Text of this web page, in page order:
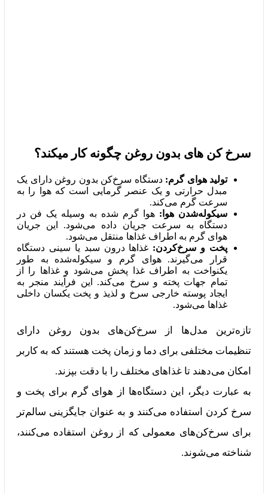
سرخ کن های بدون روغن چگونه کار میکند؟
تولید هوای گرم: دستگاه سرخ‌کن بدون روغن دارای یک
مبدل حرارتی و یک عنصر گرمایی است که هوا را به
سرعت گرم می‌کند.
سیکوله‌شدن هوا: هوا گرم شده به وسیله یک فن در
دستگاه به سرعت جریان داده می‌شود. این جریان
هوای گرم به اطراف غذاها منتقل می‌شود.
پخت و سرخ‌کردن: غذاها درون سبد یا سینی دستگاه
قرار می‌گیرند. هوای گرم و سیکوله‌شده به طور
یکنواخت به اطراف غذا پخش می‌شود و غذاها را از
تمام جهات پخته و سرخ می‌کند. این فرآیند منجر به
ایجاد پوسته خارجی سرخ و لذیذ و پخت یکسان داخلی
غذاها می‌شود.
تازه‌ترین مدل‌ها از سرخ‌کن‌های بدون روغن دارای
تنظیمات مختلفی برای دما و زمان پخت هستند که به کاربر
امکان می‌دهند تا غذاهای مختلف را با دقت بپزند.
به عبارت دیگر، این دستگاه‌ها از هوای گرم برای پخت و
سرخ کردن استفاده می‌کنند و به عنوان جایگزینی سالم‌تر
برای سرخ‌کن‌های معمولی که از روغن استفاده می‌کنند،
شناخته می‌شوند.